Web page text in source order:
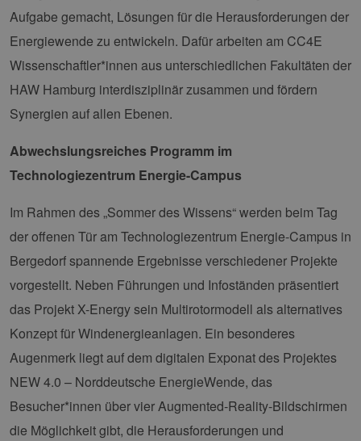
Aufgabe gemacht, Lösungen für die Herausforderungen der
Energiewende zu entwickeln. Dafür arbeiten am CC4E
Wissenschaftler*innen aus unterschiedlichen Fakultäten der
HAW Hamburg interdisziplinär zusammen und fördern
Synergien auf allen Ebenen.
Abwechslungsreiches Programm im
Technologiezentrum Energie-Campus
Im Rahmen des „Sommer des Wissens“ werden beim Tag
der offenen Tür am Technologiezentrum Energie-Campus in
Bergedorf spannende Ergebnisse verschiedener Projekte
vorgestellt. Neben Führungen und Infoständen präsentiert
das Projekt X-Energy sein Multirotormodell als alternatives
Konzept für Windenergieanlagen. Ein besonderes
Augenmerk liegt auf dem digitalen Exponat des Projektes
NEW 4.0 – Norddeutsche EnergieWende, das
Besucher*innen über vier Augmented-Reality-Bildschirmen
die Möglichkeit gibt, die Herausforderungen und